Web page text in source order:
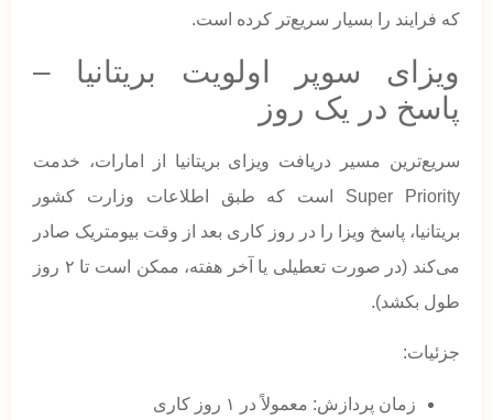
که فرایند را بسیار سریع‌تر کرده است.
ویزای سوپر اولویت بریتانیا –
پاسخ در یک روز
سریع‌ترین مسیر دریافت ویزای بریتانیا از امارات، خدمت
Super Priority است که طبق اطلاعات وزارت کشور
بریتانیا، پاسخ ویزا را در روز کاری بعد از وقت بیومتریک صادر
می‌کند (در صورت تعطیلی یا آخر هفته، ممکن است تا ۲ روز
طول بکشد).
جزئیات:
زمان پردازش: معمولاً در ۱ روز کاری